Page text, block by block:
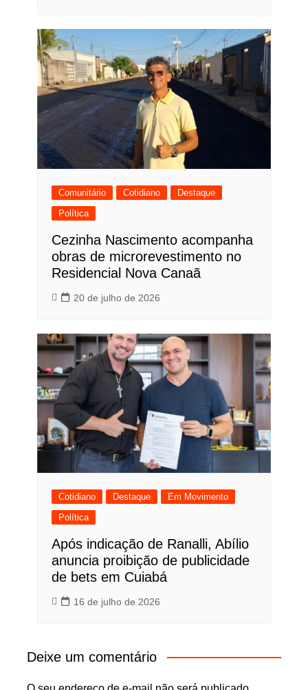
Comunitário Cotidiano
Destaque
Política
Cezinha Nascimento acompanha
obras de microrevestimento no
Residencial Nova Canaã
20 de julho de 2026
Cotidiano Destaque
Em Movimento
Política
Após indicação de Ranalli, Abílio
anuncia proibição de publicidade
de bets em Cuiabá
16 de julho de 2026
Deixe um comentário